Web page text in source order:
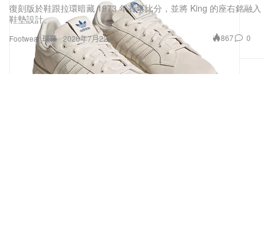
Footwear 球鞋
復刻版於鞋跟拉環暗藏 1973 年賽事比分，並將 King 的座右銘融入
鞋墊設計。
2026年7月22日 867 0